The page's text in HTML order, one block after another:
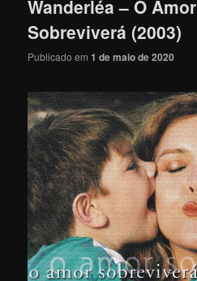
Wanderléa – O Amor
Sobreviverá (2003)
Publicado em1 de maio de 2020